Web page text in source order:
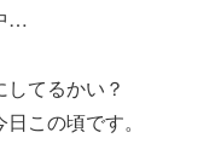
…
てるかい？
この頃です。